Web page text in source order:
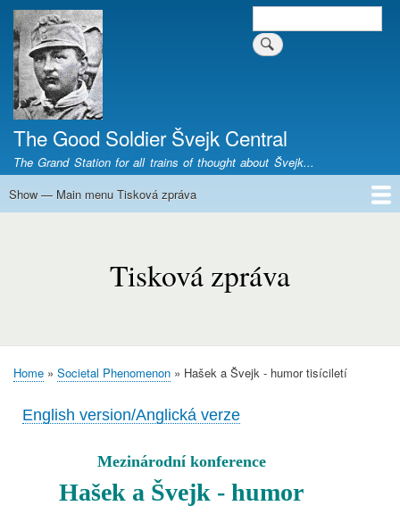
Search
The Good Soldier Švejk Central
The Grand Station for all trains of thought about Švejk...
Main
Show — Main menu Tisková zpráva
Tisková zpráva
Breadcrumb
Home Societal Phenomenon Hašek a Švejk - humor tisíciletí
English version/Anglická verze
Mezinárodní konference
Hašek a Švejk - humor